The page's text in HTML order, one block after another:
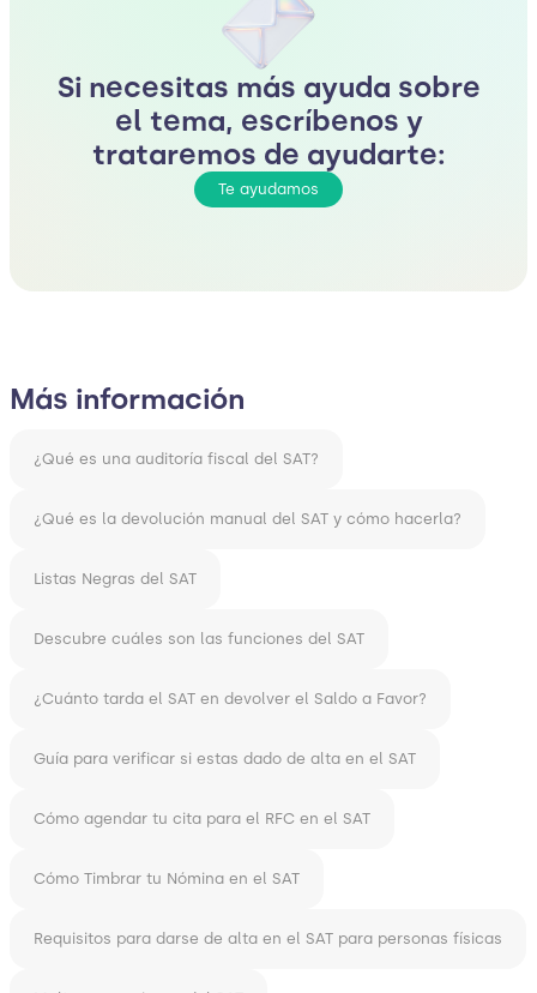
Si necesitas más ayuda sobre
el tema, escríbenos y
trataremos de ayudarte:
Te ayudamos
Más información
¿Qué es una auditoría fiscal del SAT?
¿Qué es la devolución manual del SAT y cómo hacerla?
Listas Negras del SAT
Descubre cuáles son las funciones del SAT
¿Cuánto tarda el SAT en devolver el Saldo a Favor?
Guía para verificar si estas dado de alta en el SAT
Cómo agendar tu cita para el RFC en el SAT
Cómo Timbrar tu Nómina en el SAT
Requisitos para darse de alta en el SAT para personas físicas